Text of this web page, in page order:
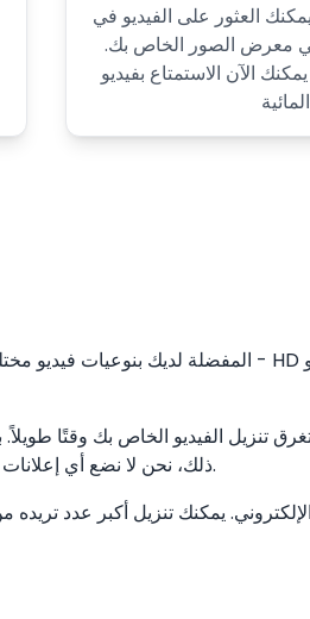
العثور على الفيديو في
في معرض الصور الخاص بك.
يمكنك الآن الاستمتاع بفيديو TikTok بدون العلامة
ذلك، نحن لا نضع أي إعلانات متطفلة على موقعنا يمكن أن تؤثر على تجربتك العامة.